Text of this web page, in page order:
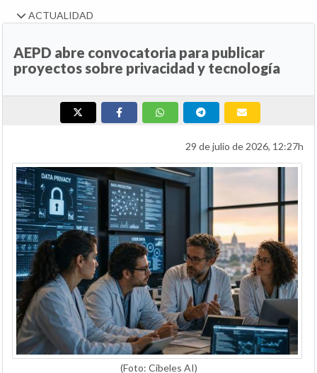
ACTUALIDAD
AEPD abre convocatoria para publicar
proyectos sobre privacidad y tecnología
29 de julio de 2026, 12:27h
(Foto: Cibeles AI)